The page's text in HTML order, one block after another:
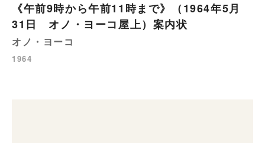
《午前9時から午前11時まで》（1964年5月
31日 オノ・ヨーコ屋上）案内状
オノ・ヨーコ
1964